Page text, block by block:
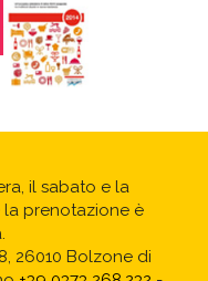
il sabato e la
prenotazione è
26010 Bolzone di